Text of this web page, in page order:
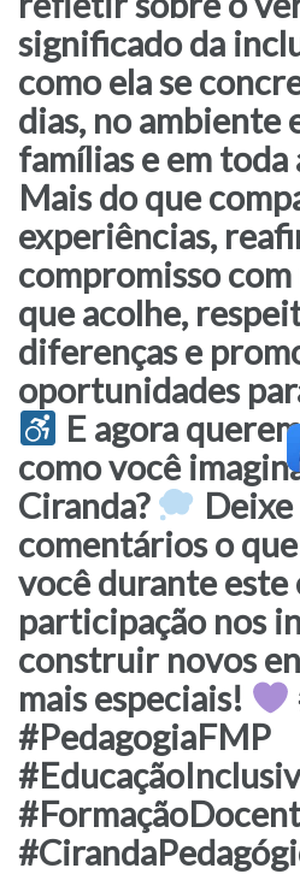
significado da
como ela se
dias, no ambiente
famílias e em toda
Mais do que
experiências,
compromisso com
que acolhe,
diferenças e
oportunidades
E agora
como você
Ciranda?
Deixe
comentários o
você durante este
participação nos
construir novos
mais especiais!
#PedagogiaFMP